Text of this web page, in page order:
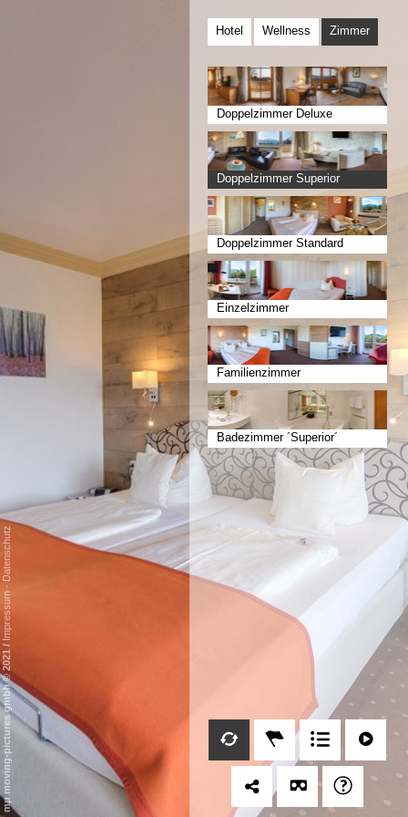
Hotel Wellness Zimmer
Doppelzimmer Deluxe
Doppelzimmer Superior
Doppelzimmer Standard
Einzelzimmer
Familienzimmer
Badezimmer ´Superior´
mp moving-pictures gmbh © 2021
/
Impressum
-
Datenschutz